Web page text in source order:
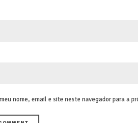
nome, email e site neste navegador para a